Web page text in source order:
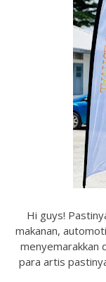
Hi guys!
makanan,
menyemarakkan
para artis